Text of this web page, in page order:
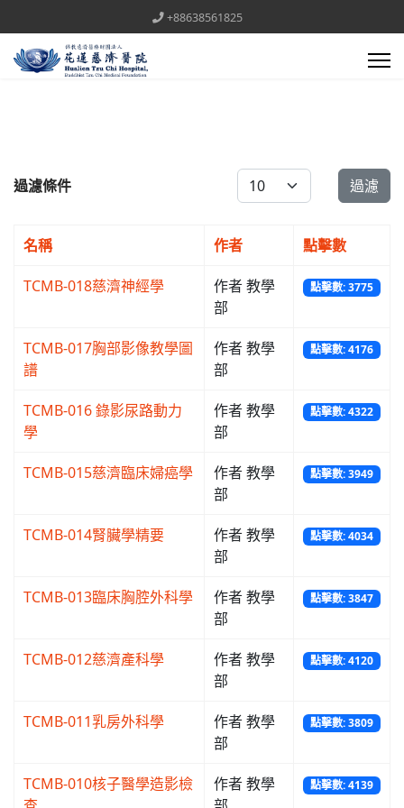
+88638561825
過濾條件 每頁顯示條數 過濾
名稱 作者 點擊數
TCMB-018慈濟神經學
作者 教學
部
點擊數: 3775
TCMB-017胸部影像教學圖
譜
作者 教學
部
點擊數: 4176
TCMB-016 錄影尿路動力
學
作者 教學
部
點擊數: 4322
TCMB-015慈濟臨床婦癌學
作者 教學
部
點擊數: 3949
TCMB-014腎臟學精要
作者 教學
部
點擊數: 4034
TCMB-013臨床胸腔外科學
作者 教學
部
點擊數: 3847
TCMB-012慈濟產科學
作者 教學
部
點擊數: 4120
TCMB-011乳房外科學
作者 教學
部
點擊數: 3809
TCMB-010核子醫學造影檢
作者 教學
點擊數: 4139